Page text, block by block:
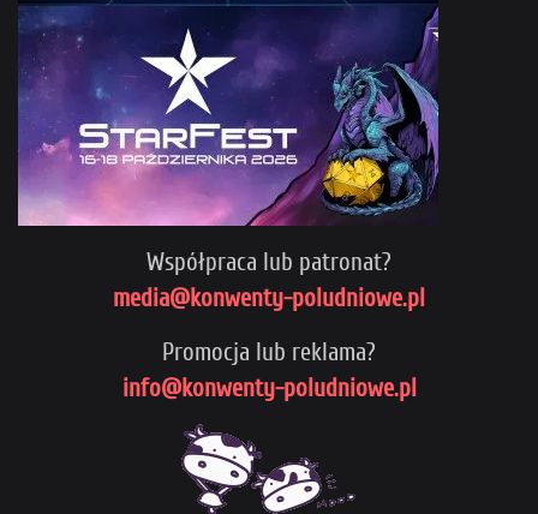
Współpraca lub patronat?
media@konwenty-poludniowe.pl
Promocja lub reklama?
info@konwenty-poludniowe.pl